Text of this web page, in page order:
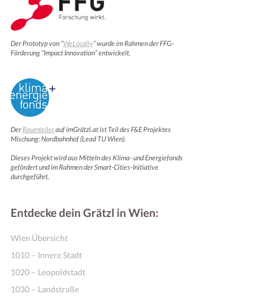
Der Prototyp von “WeLocally” wurde im Rahmen der FFG-
Förderung “Impact Innovation” entwickelt.
DerRaumteilerauf imGrätzl.at ist Teil des F&E Projektes
Mischung: Nordbahnhof (Lead TU Wien).
Dieses Projekt wird aus Mitteln des Klima- und Energiefonds
gefördert und im Rahmen der Smart-Cities-Initiative
durchgeführt.
Entdecke dein Grätzl in Wien:
Wien Übersicht
1010 – Innere Stadt
1020 – Leopoldstadt
1030 – Landstraße